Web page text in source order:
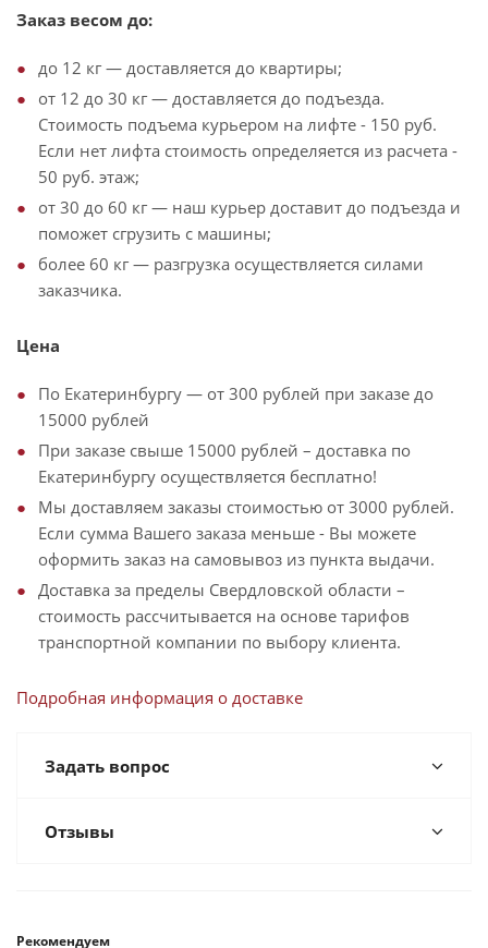
Заказ весом до:
до 12 кг — доставляется до квартиры;
от 12 до 30 кг — доставляется до подъезда.
Стоимость подъема курьером на лифте - 150 руб.
Если нет лифта стоимость определяется из расчета -
50 руб. этаж;
от 30 до 60 кг — наш курьер доставит до подъезда и
поможет сгрузить с машины;
более 60 кг — разгрузка осуществляется силами
заказчика.
Цена
По Екатеринбургу — от 300 рублей при заказе до
15000 рублей
При заказе свыше 15000 рублей – доставка по
Екатеринбургу осуществляется бесплатно!
Мы доставляем заказы стоимостью от 3000 рублей.
Если сумма Вашего заказа меньше - Вы можете
оформить заказ на самовывоз из пункта выдачи.
Доставка за пределы Свердловской области –
стоимость рассчитывается на основе тарифов
транспортной компании по выбору клиента.
Подробная информация о доставке
Задать вопрос
Отзывы
Рекомендуем